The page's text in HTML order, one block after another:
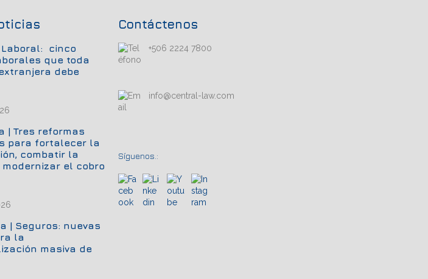
Laboral: cinco
que toda
debe
| Tres reformas
para fortalecer la
combatir la
modernizar el cobro
| Seguros: nuevas
la
masiva de
Contáctenos
+506 2224 7800
info@central-law.com
Síguenos.: